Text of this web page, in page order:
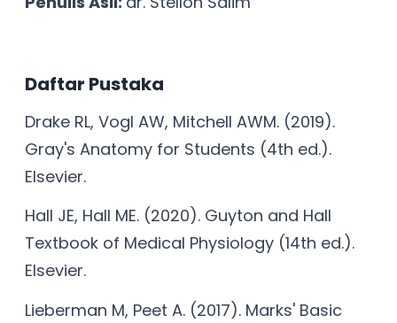
Daftar Pustaka
Drake RL, Vogl AW, Mitchell AWM. (2019).
Gray's Anatomy for Students (4th ed.).
Elsevier.
Hall JE, Hall ME. (2020). Guyton and Hall
Textbook of Medical Physiology (14th ed.).
Elsevier.
Lieberman M, Peet A. (2017). Marks' Basic